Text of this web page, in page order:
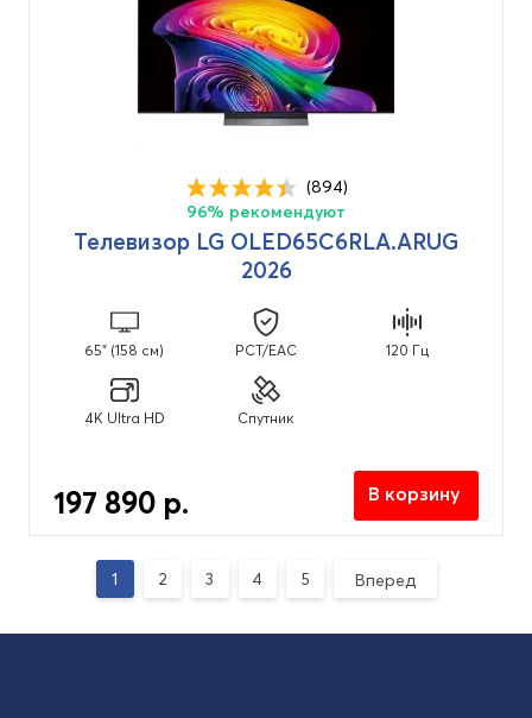
(894)
96% рекомендуют
Телевизор LG OLED65C6RLA.ARUG
2026
65" (158 см) PCT/EAC 120 Гц
4K Ultra HD Спутник
197 890 р. В корзину
1 2 3 4 5 Вперед